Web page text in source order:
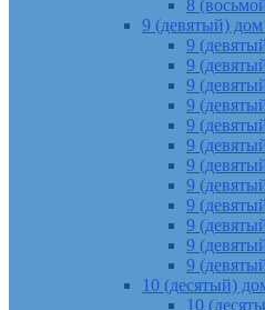
8
9 (девятый) дом
9
9
9
9
9
9
9
9
9
9
9
9
10 (десятый)
10